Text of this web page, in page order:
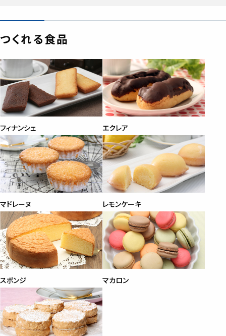
つくれる食品
フィナンシェ エクレア
マドレーヌ レモンケーキ
スポンジ マカロン